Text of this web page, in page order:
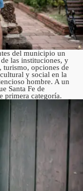
del municipio un
las instituciones, y
turismo, opciones de
y social en la
hombre. A un
Santa Fe de
primera categoría.